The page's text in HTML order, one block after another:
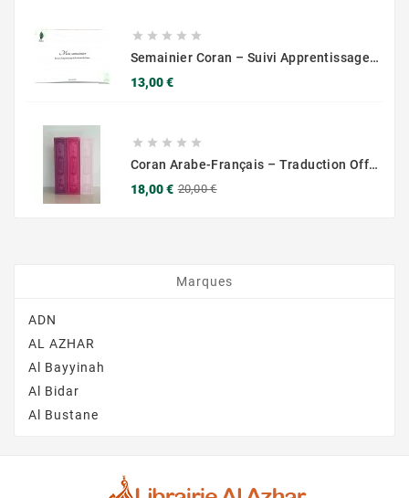
    
Semainier Coran – Suivi Apprentissage & Révision
13,00 €Prix
    
Coran Arabe-Français – Traduction Officielle (14x20 Cm ) – Couverture Daim Luxees Dorées
18,00 € 20,00 €
Marques
ADN
AL AZHAR
Al Bayyinah
Al Bidar
Al Bustane